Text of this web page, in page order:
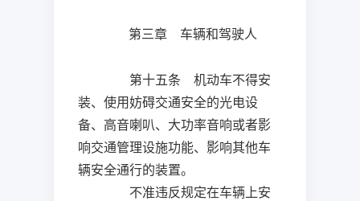
第三章 车辆和驾驶人
第十五条 机动车不得安
装、使用妨碍交通安全的光电设
备、高音喇叭、大功率音响或者影
响交通管理设施功能、影响其他车
辆安全通行的装置。
不准违反规定在车辆上安